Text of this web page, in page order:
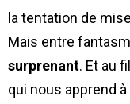
la tentation de
Mais entre
surprenant. Et au
qui nous apprend